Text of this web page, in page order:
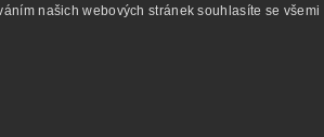
našich webových stránek souhlasíte se všemi